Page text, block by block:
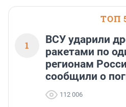
ТОП
1
ВСУ ударили
ракетами по
регионам
сообщили о
112 006